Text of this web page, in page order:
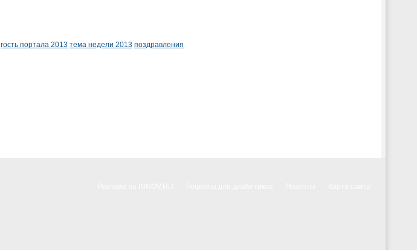
гость портала 2013 тема недели 2013 поздравления